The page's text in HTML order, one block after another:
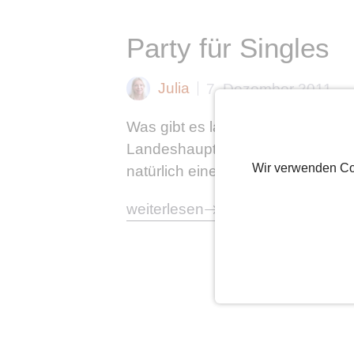
Wir verwenden
Party für Singles
Julia 7. Dezember 2011
Was gibt es langweiligeres, als
Landeshauptstadt Berlin, wo
natürlich eine tolle Gelegenheit,
weiterlesen